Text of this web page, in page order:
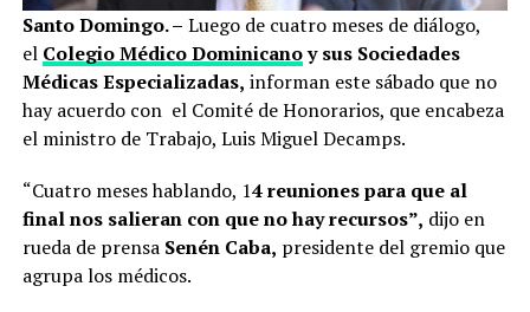
Santo Domingo. – Luego de cuatro meses de diálogo,
el Colegio Médico Dominicanoy sus Sociedades
Médicas Especializadas, informan este sábado que no
hay acuerdo con el Comité de Honorarios, que encabeza
el ministro de Trabajo, Luis Miguel Decamps.
“Cuatro meses hablando, 14 reuniones para que al
final nos salieran con que no hay recursos”, dijo en
rueda de prensaSenén Caba, presidente del gremio que
agrupa los médicos.